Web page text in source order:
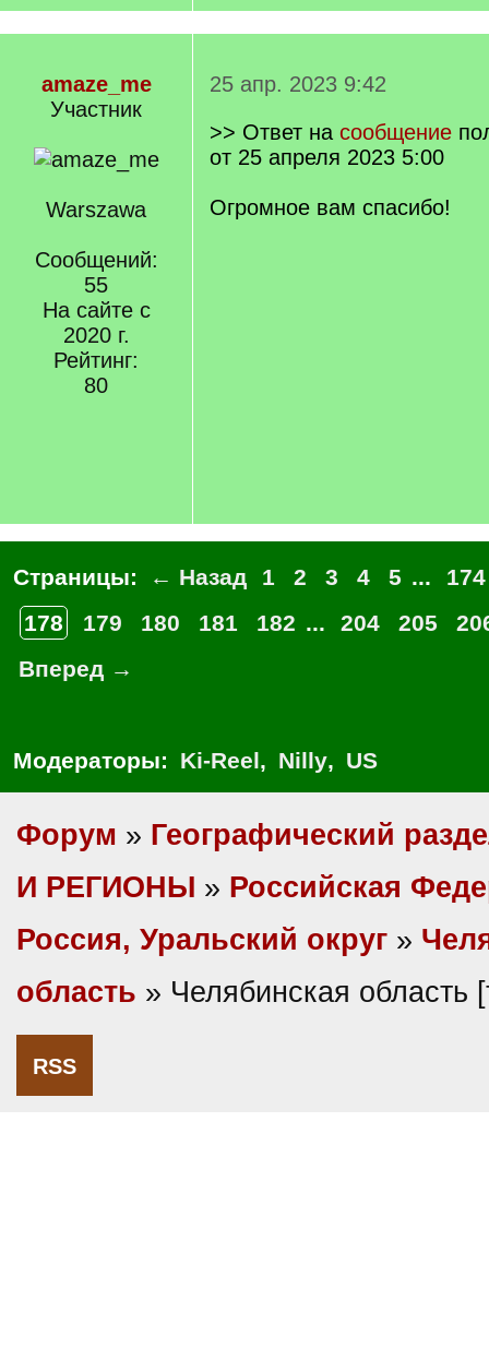
amaze_me
Участник
Warszawa
Сообщений:
55
На сайте с
2020 г.
Рейтинг:
80
25 апр. 2023 9:42
>> Ответ на сообщение
от 25 апреля 2023 5:00
Огромное вам спасибо!
Страницы: ← Назад 1 2 3 4 5 ...
174
178
179 180 181 182 ... 204 205
Вперед →
Модераторы: Ki-Reel, Nilly, US
Форум » Географический
И РЕГИОНЫ » Российская
Россия, Уральский округ »
область » Челябинская
RSS